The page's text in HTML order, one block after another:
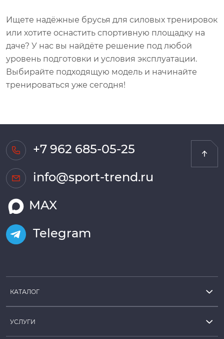
Ищете надёжные брусья для силовых тренировок
или хотите оснастить спортивную площадку на
даче? У нас вы найдёте решение под любой
уровень подготовки и условия эксплуатации.
Выбирайте подходящую модель и начинайте
тренироваться уже сегодня!
+7 962 685-05-25
info@sport-trend.ru
MAX
Telegram
КАТАЛОГ
УСЛУГИ